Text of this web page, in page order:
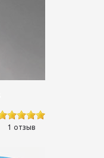
1 отзыв